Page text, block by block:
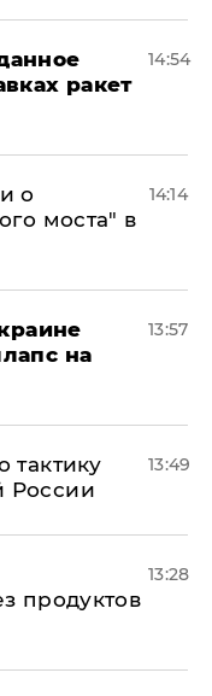
ракет
14:54
о
моста" в
14:14
на
13:57
тактику
России
13:49
продуктов
13:28